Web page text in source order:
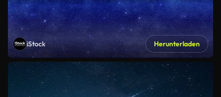
iStock Herunterladen